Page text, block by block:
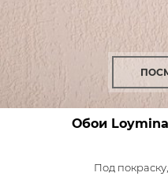
Обои
Под покраску,